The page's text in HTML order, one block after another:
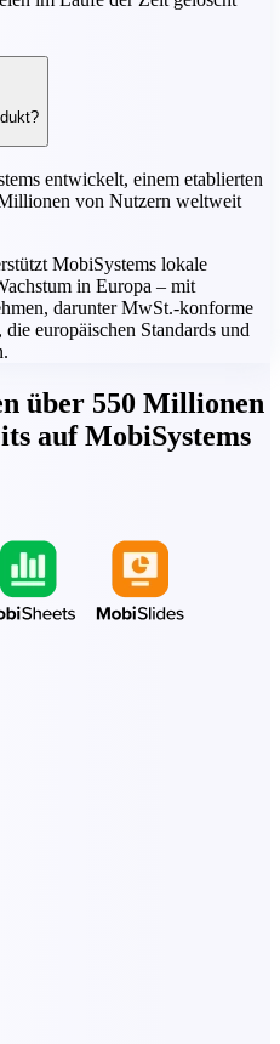
entwickelt, einem etablierten
von Nutzern weltweit
MobiSystems lokale
in Europa – mit
darunter MwSt.-konforme
europäischen Standards und
über 550 Millionen
auf MobiSystems